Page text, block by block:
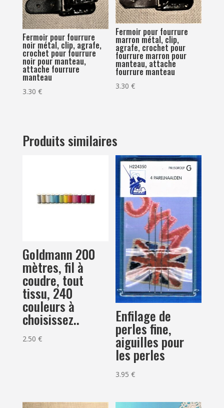
Fermoir pour fourrure
noir métal, clip, agrafe,
crochet pour fourrure
noir pour manteau,
attache fourrure
manteau
3.30 €
Fermoir pour fourrure
marron métal, clip,
agrafe, crochet pour
fourrure marron pour
manteau, attache
fourrure manteau
3.30€
Produits similaires
Goldmann 200
mètres, fil à
coudre, tout
tissu, 240
couleurs à
choisissez..
2.50 €
Enfilage de
perles fine,
aiguilles pour
les perles
3.95€